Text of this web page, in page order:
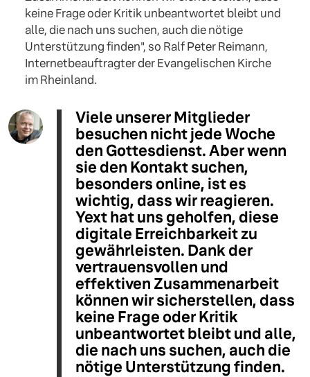
keine Frage oder Kritik unbeantwortet bleibt und
alle, die nach uns suchen, auch die nötige
Unterstützung finden", so Ralf Peter Reimann,
Internetbeauftragter der Evangelischen Kirche
im Rheinland.
Viele unserer Mitglieder
besuchen nicht jede Woche
den Gottesdienst. Aber wenn
sie den Kontakt suchen,
besonders online, ist es
wichtig, dass wir reagieren.
Yext hat uns geholfen, diese
digitale Erreichbarkeit zu
gewährleisten. Dank der
vertrauensvollen und
effektiven Zusammenarbeit
können wir sicherstellen, dass
keine Frage oder Kritik
unbeantwortet bleibt und alle,
die nach uns suchen, auch die
nötige Unterstützung finden.